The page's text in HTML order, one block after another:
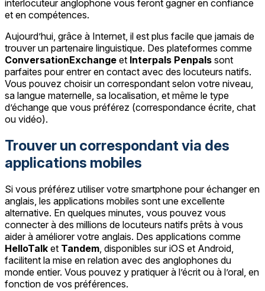
interlocuteur anglophone vous feront gagner en confiance
et en compétences.
Aujourd’hui, grâce à Internet, il est plus facile que jamais de
trouver un partenaire linguistique. Des plateformes comme
ConversationExchange et Interpals Penpals sont
parfaites pour entrer en contact avec des locuteurs natifs.
Vous pouvez choisir un correspondant selon votre niveau,
sa langue maternelle, sa localisation, et même le type
d’échange que vous préférez (correspondance écrite, chat
ou vidéo).
Trouver un correspondant via des
applications mobiles
Si vous préférez utiliser votre smartphone pour échanger en
anglais, les applications mobiles sont une excellente
alternative. En quelques minutes, vous pouvez vous
connecter à des millions de locuteurs natifs prêts à vous
aider à améliorer votre anglais. Des applications comme
HelloTalk et Tandem, disponibles sur iOS et Android,
facilitent la mise en relation avec des anglophones du
monde entier. Vous pouvez y pratiquer à l’écrit ou à l’oral, en
fonction de vos préférences.